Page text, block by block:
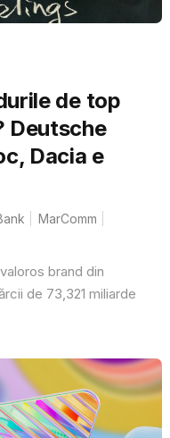
de top
Deutsche
Dacia e
MarComm
brand din
de 73,321 miliarde